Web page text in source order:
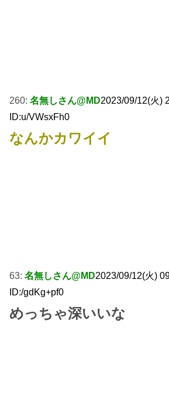
260: 名無しさん@MD2023/09/12(火)
ID:u/VWsxFh0
なんかカワイイ
63: 名無しさん@MD2023/09/12(火)
ID:/gdKg+pf0
めっちゃ深いいな